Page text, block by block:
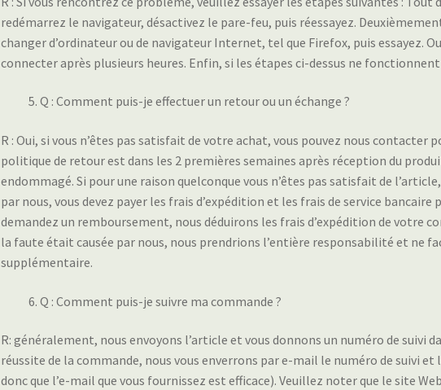
redémarrez le navigateur, désactivez le pare-feu, puis réessayez.
changer d’ordinateur ou de navigateur Internet, tel que Firefox, puis essayez.
connecter après plusieurs heures. Enfin, si les étapes ci-dessus ne
Q : Comment puis-je effectuer un retour ou un échange ?
R : Oui, si vous n’êtes pas satisfait de votre achat, vous pouvez nous contacter
politique de retour est dans les 2 premières semaines après réception du
endommagé. Si pour une raison quelconque vous n’êtes pas satisfait de
par nous, vous devez payer les frais d’expédition et les frais de service bancaire
demandez un remboursement, nous déduirons les frais d’expédition de votre
la faute était causée par nous, nous prendrions l’entière responsabilité et ne
supplémentaire.
Q : Comment puis-je suivre ma commande ?
R: généralement, nous envoyons l’article et vous donnons un numéro de suivi
réussite de la commande, nous vous enverrons par e-mail le numéro de suivi et
donc que l’e-mail que vous fournissez est efficace). Veuillez noter que le site